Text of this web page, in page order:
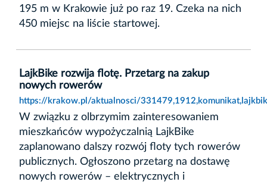
195 m w Krakowie już po raz 19. Czeka na nich
450 miejsc na liście startowej.
LajkBike rozwija flotę. Przetarg na zakup
nowych rowerów
https://krakow.pl/aktualnosci/
W związku z olbrzymim zainteresowaniem
mieszkańców wypożyczalnią LajkBike
zaplanowano dalszy rozwój floty tych rowerów
publicznych. Ogłoszono przetarg na dostawę
nowych rowerów – elektrycznych i